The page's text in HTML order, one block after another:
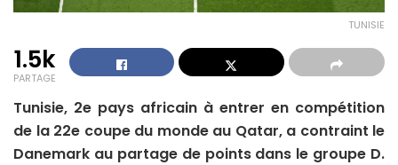
TUNISIE
1.5k
PARTAGE
Tunisie, 2e pays africain à entrer en compétition
de la 22e coupe du monde au Qatar, a contraint le
Danemark au partage de points dans le groupe D.